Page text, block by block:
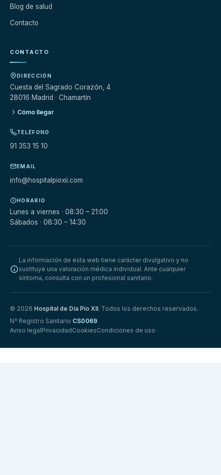
Blog de salud
Contacto
CONTACTO
DIRECCIÓN
Cuesta del Sagrado Corazón, 4
28016 Madrid · Chamartín
Cómo llegar
TELÉFONO
91 353 15 10
EMAIL
info@hospitalpioxii.com
HORARIO
Lunes a viernes · 08:30 – 21:00
Sábados · 08:30 – 14:30
La información de esta web tiene carácter divulgativo y no
sustituye una valoración médica individual. Ante cualquier
síntoma, consulta con un profesional sanitario.
© 2026 Hospital de Día Pío XII. Todos los derechos reservados.
Nº Registro Sanitario CS0069
Aviso legalPrivacidadCookiesCondiciones de uso